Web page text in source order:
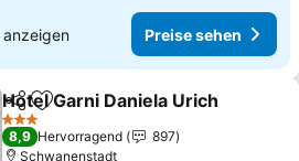
anzeigen Preise sehen
TeilenZu Favoriten hinzufügen
Hotel Garni Daniela Urich
3 Sterne
8,9 Hervorragend
897
Schwanenstadt